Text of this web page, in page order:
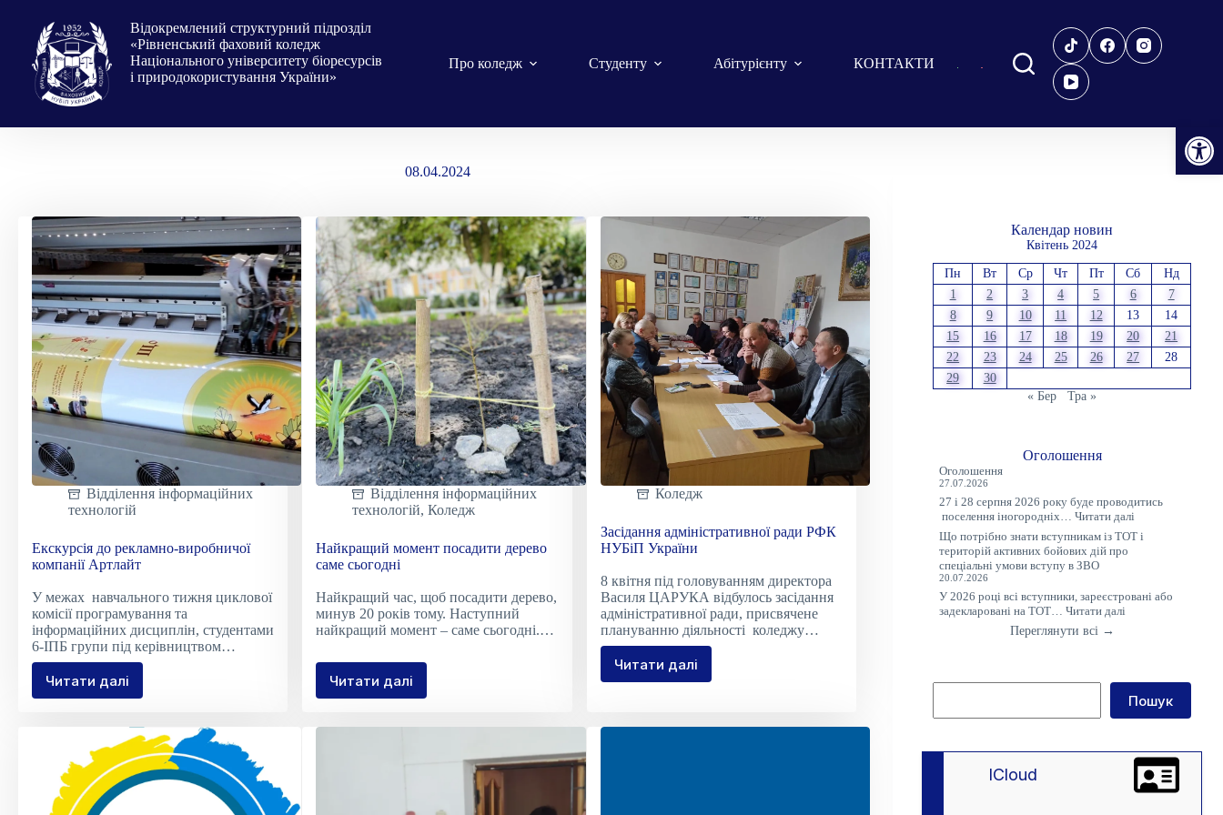
Відкрити Панель інструментів
вмісту
Відокремлений структурний підрозділ
«Рівненський фаховий коледж
Національного університету біоресурсів
і природокористування України»
Про коледж Студенту Абітурієнту КОНТАКТИ
08.04.2024
Відділення інформаційних
технологій
Екскурсія до рекламно-виробничої
компанії Артлайт
У межах навчального тижня циклової
комісії програмування та
інформаційних дисциплін, студентами
6-ІПБ групи під керівництвом…
Читати далі
Екскурсія
виробничої
компанії
Артлайт
Відділення інформаційних
технологій,Коледж
Найкращий момент посадити дерево
саме сьогодні
Найкращий час, щоб посадити дерево,
минув 20 років тому. Наступний
найкращий момент – саме сьогодні.…
Читати далі
Найкращий
Коледж
Засідання адміністративної ради РФК
НУБіП України
8 квітня під головуванням директора
Василя ЦАРУКА відбулось засідання
адміністративної ради, присвячене
плануванню діяльності коледжу…
Читати далі
Засідання
РФК
Календар новин
Квітень 2024
Пн Вт Ср Чт Пт Сб
Нд
1
2 3 4 5 6
7
8
9 10 11 12 13
14
15
16 17 18 19 20
21
22
23 24 25 26 27
28
29
30
« Бер
Тра »
Оголошення
Оголошення
27.07.2026
27 і 28 серпня 2026 року буде проводитись
поселення іногородніх…Читати далі
Оголошення
Що потрібно знати вступникам із ТОТ і
територій активних бойових дій про
спеціальні умови вступу в ЗВО
20.07.2026
У 2026 році всі вступники, зареєстровані або
задекларовані на ТОТ…Читати далі
із
ТОТ
бойових
дій
про
Переглянути всі →
Пошук
lCloud